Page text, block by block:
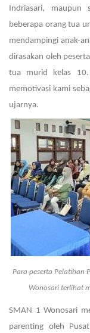
Indriasari, maupun
beberapa orang tua
mendampingi anak-
dirasakan oleh
tua murid kelas 10.
memotivasi kami
ujarnya.
Para peserta Pelatihan
Wonosari terlihat
SMAN 1 Wonosari
parenting oleh